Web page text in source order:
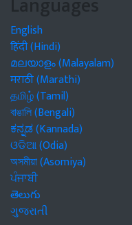
English
हिंदी (Hindi)
മലയാളം (Malayalam)
मराठी (Marathi)
தமிழ் (Tamil)
বাঙালি (Bengali)
ಕನ್ನಡ (Kannada)
ଓଡିଆ (Odia)
অসমীয়া (Asomiya)
ਪੰਜਾਬੀ
తెలుగు
ગુજરાતી